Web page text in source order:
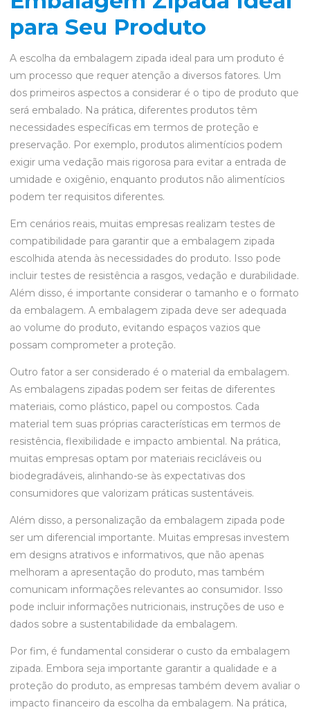
para Seu Produto
A escolha da embalagem zipada ideal para um produto é
um processo que requer atenção a diversos fatores. Um
dos primeiros aspectos a considerar é o tipo de produto que
será embalado. Na prática, diferentes produtos têm
necessidades específicas em termos de proteção e
preservação. Por exemplo, produtos alimentícios podem
exigir uma vedação mais rigorosa para evitar a entrada de
umidade e oxigênio, enquanto produtos não alimentícios
podem ter requisitos diferentes.
Em cenários reais, muitas empresas realizam testes de
compatibilidade para garantir que a embalagem zipada
escolhida atenda às necessidades do produto. Isso pode
incluir testes de resistência a rasgos, vedação e durabilidade.
Além disso, é importante considerar o tamanho e o formato
da embalagem. A embalagem zipada deve ser adequada
ao volume do produto, evitando espaços vazios que
possam comprometer a proteção.
Outro fator a ser considerado é o material da embalagem.
As embalagens zipadas podem ser feitas de diferentes
materiais, como plástico, papel ou compostos. Cada
material tem suas próprias características em termos de
resistência, flexibilidade e impacto ambiental. Na prática,
muitas empresas optam por materiais recicláveis ou
biodegradáveis, alinhando-se às expectativas dos
consumidores que valorizam práticas sustentáveis.
Além disso, a personalização da embalagem zipada pode
ser um diferencial importante. Muitas empresas investem
em designs atrativos e informativos, que não apenas
melhoram a apresentação do produto, mas também
comunicam informações relevantes ao consumidor. Isso
pode incluir informações nutricionais, instruções de uso e
dados sobre a sustentabilidade da embalagem.
Por fim, é fundamental considerar o custo da embalagem
zipada. Embora seja importante garantir a qualidade e a
proteção do produto, as empresas também devem avaliar o
impacto financeiro da escolha da embalagem. Na prática,